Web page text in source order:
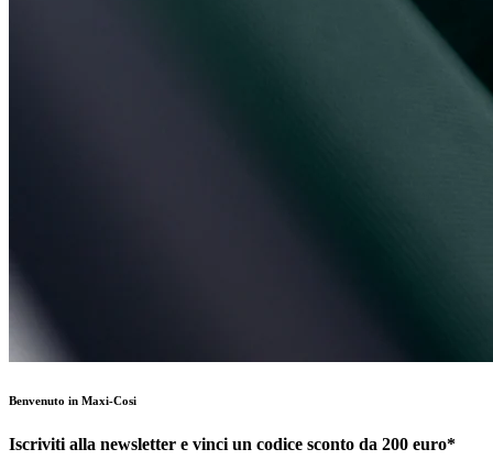
Benvenuto in Maxi-Cosi
Iscriviti alla newsletter e vinci un codice sconto da 200 euro*